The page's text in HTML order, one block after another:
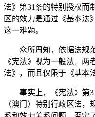
法》第31条的特别授权而
区的效力是通过《基本法
这一难题。
众所周知，依据法规范
《宪法》视为一般法，
法》，而且仅限于《基本
事实上，《宪法》第31
（澳门）特别行政区法